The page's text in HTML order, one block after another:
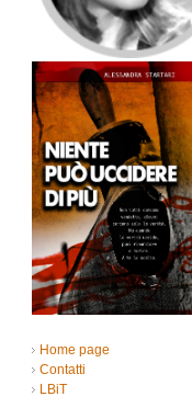
Home page
Contatti
LBiT